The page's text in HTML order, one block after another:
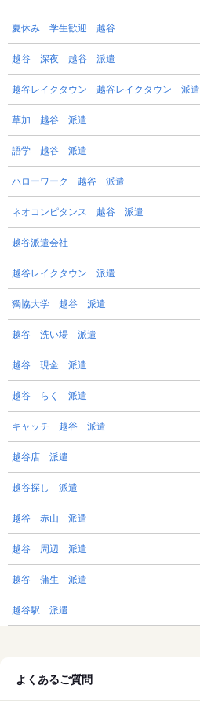
夏休み 学生歓迎 越谷
越谷 深夜 越谷 派遣
越谷レイクタウン 越谷レイクタウン 派遣
草加 越谷 派遣
語学 越谷 派遣
ハローワーク 越谷 派遣
ネオコンピタンス 越谷 派遣
越谷派遣会社
越谷レイクタウン 派遣
獨協大学 越谷 派遣
越谷 洗い場 派遣
越谷 現金 派遣
越谷 らく 派遣
キャッチ 越谷 派遣
越谷店 派遣
越谷探し 派遣
越谷 赤山 派遣
越谷 周辺 派遣
越谷 蒲生 派遣
越谷駅 派遣
よくあるご質問